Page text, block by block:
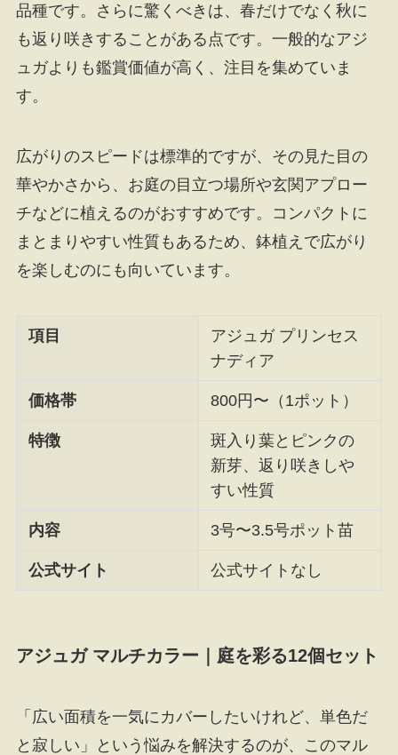
品種です。さらに驚くべきは、春だけでなく秋に
も返り咲きすることがある点です。一般的なアジ
ュガよりも鑑賞価値が高く、注目を集めていま
す。
広がりのスピードは標準的ですが、その見た目の
華やかさから、お庭の目立つ場所や玄関アプロー
チなどに植えるのがおすすめです。コンパクトに
まとまりやすい性質もあるため、鉢植えで広がり
を楽しむのにも向いています。
項目
アジュガ プリンセス
ナディア
価格帯 800円〜（1ポット）
特徴
斑入り葉とピンクの
新芽、返り咲きしや
すい性質
内容 3号〜3.5号ポット苗
公式サイト 公式サイトなし
アジュガ マルチカラー｜庭を彩る12個セット
「広い面積を一気にカバーしたいけれど、単色だ
と寂しい」という悩みを解決するのが、このマル